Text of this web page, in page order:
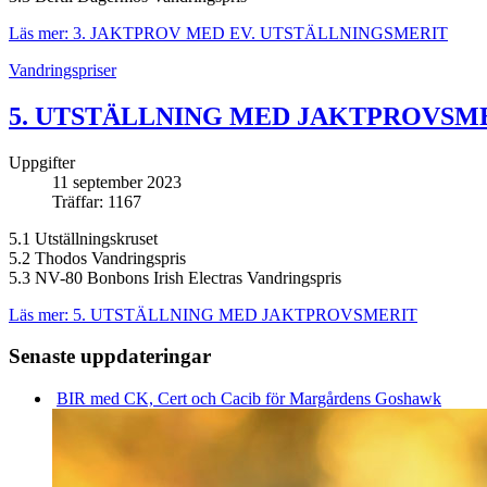
Läs mer: 3. JAKTPROV MED EV. UTSTÄLLNINGSMERIT
Vandringspriser
5. UTSTÄLLNING MED
Uppgifter
11 september 2023
Träffar: 1167
5.1 Utställningskruset
5.2 Thodos Vandringspris
5.3 NV-80 Bonbons Irish Electras Vandringspris
Läs mer: 5. UTSTÄLLNING MED JAKTPROVSMERIT
Senaste uppdateringar
BIR med CK, Cert och Cacib för Margårdens Goshawk